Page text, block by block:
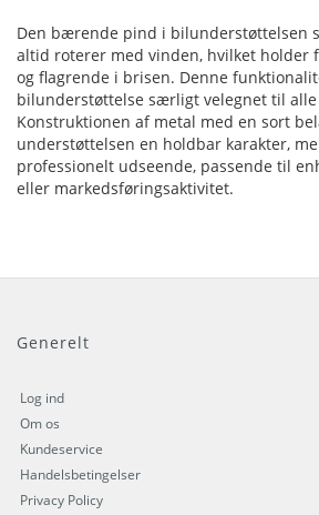
Den bærende pind i bilunderstøttelsen
altid roterer med vinden, hvilket holder
og flagrende i brisen. Denne
bilunderstøttelse særligt velegnet til
Konstruktionen af metal med en sort
understøttelsen en holdbar karakter,
professionelt udseende, passende til
eller markedsføringsaktivitet.
Generelt
Log ind
Om os
Kundeservice
Handelsbetingelser
Privacy Policy